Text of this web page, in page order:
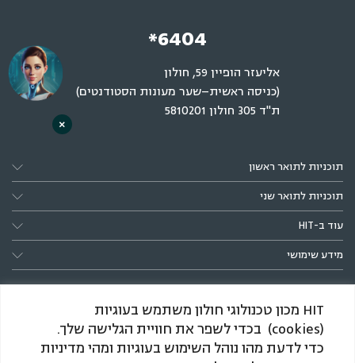
HIT מכון טכנולוגי חולון משתמש בעוגיות
(cookies) בכדי לשפר את חוויית הגלישה שלך.
כדי לדעת מהו נוהל השימוש בעוגיות ומהי מדיניות
*6404
אליעזר הופיין 59, חולון
(כניסה ראשית–שער מעונות הסטודנטים)
ת"ד 305 חולון 5810201
תוכניות לתואר ראשון
תוכניות לתואר שני
עוד ב-HIT
מידע שימושי
×